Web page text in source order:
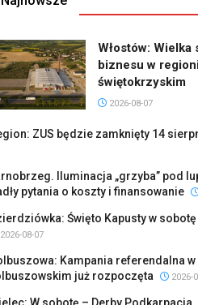
Włostów: Wielka
biznesu w
świętokrzyskim
2026-08-07
ZUS będzie zamknięty 14
Iluminacja „grzyba” pod
pytania o koszty i finansowanie
Święto Kapusty w
2026-08-07
Kampania referendalna
już rozpoczęta
2026-